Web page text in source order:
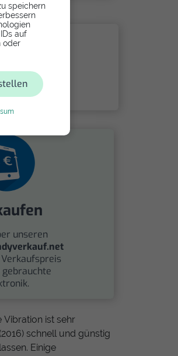
speichern
auf
oder
mit
unseren
Vibration ist sehr
schnell und günstig
Einige